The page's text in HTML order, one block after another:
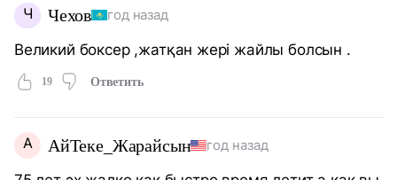
Ч Чехов год назад
Великий боксер ,жатқан жері жайлы болсын .
19 Ответить
А АйТеке_Жарайсын год назад